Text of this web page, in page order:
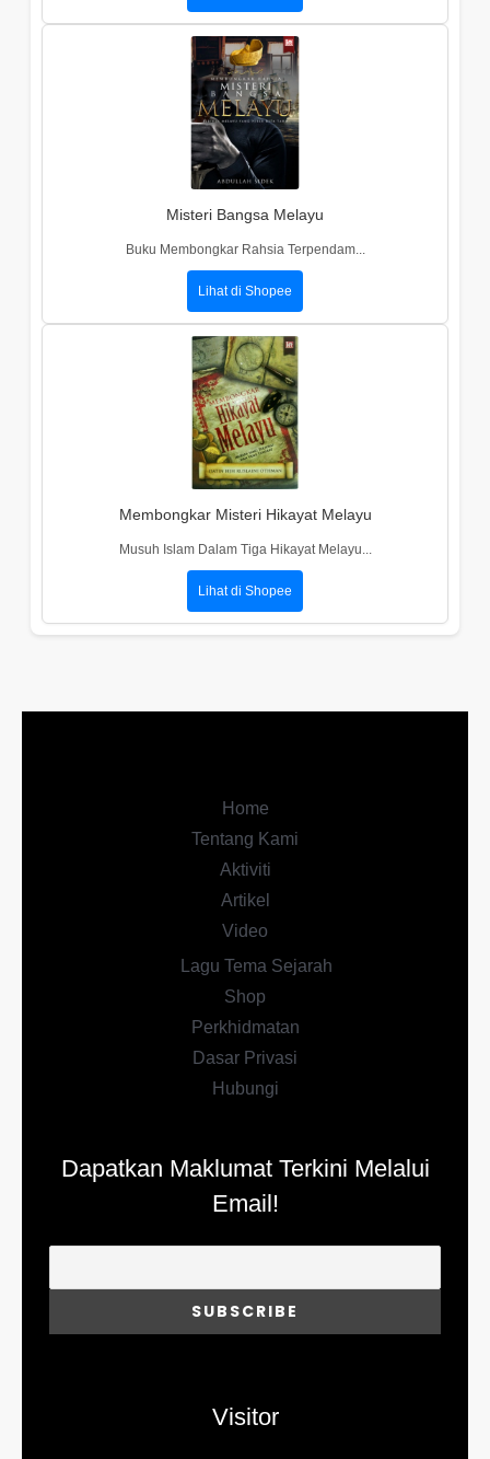
Misteri Bangsa Melayu
Buku Membongkar Rahsia Terpendam...
Lihat di Shopee
Membongkar Misteri Hikayat Melayu
Musuh Islam Dalam Tiga Hikayat Melayu...
Lihat di Shopee
Home
Tentang Kami
Aktiviti
Artikel
Video
Lagu Tema Sejarah
Shop
Perkhidmatan
Dasar Privasi
Hubungi
Dapatkan Maklumat Terkini Melalui
Email!
Visitor